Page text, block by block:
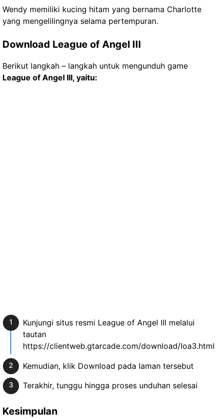
Wendy memiliki kucing hitam yang bernama Charlotte
yang mengelilingnya selama pertempuran.
Download League of Angel III
Berikut langkah – langkah untuk mengunduh game
League of Angel III, yaitu:
Kunjungi situs resmi League of Angel III melalui
tautan
https://clientweb.gtarcade.com/download/loa3.html
Kemudian, klik Download pada laman tersebut
Terakhir, tunggu hingga proses unduhan selesai
Kesimpulan